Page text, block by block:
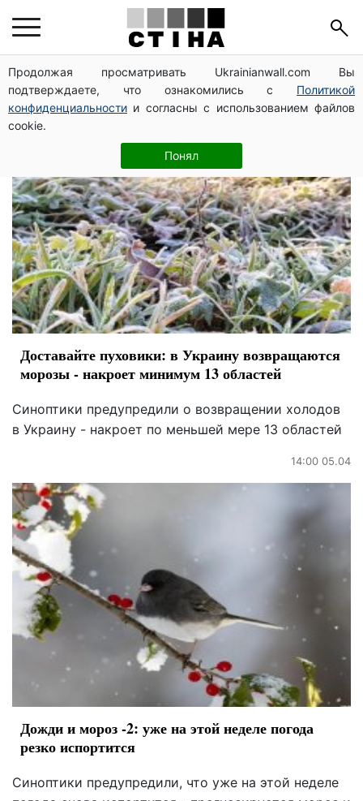
Продолжая просматривать Ukrainianwall.com Вы
подтверждаете, что ознакомились с Политикой
конфиденциальности и согласны с использованием файлов
cookie.
Понял
похолодання
Доставайте пуховики: в Украину возвращаются
морозы - накроет минимум 13 областей
Синоптики предупредили о возвращении холодов
в Украину - накроет по меньшей мере 13 областей
14:00 05.04
Дожди и мороз -2: уже на этой неделе погода
резко испортится
Синоптики предупредили, что уже на этой неделе